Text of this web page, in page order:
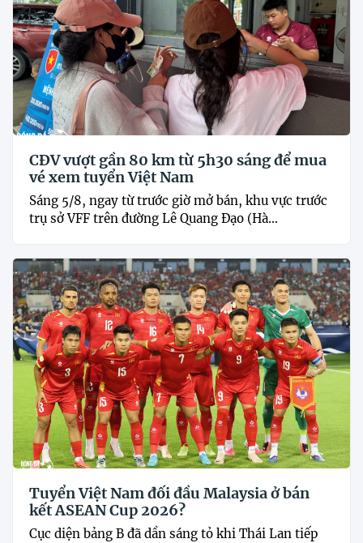
CĐV vượt gần 80 km từ 5h30 sáng để mua
vé xem tuyển Việt Nam
Sáng 5/8, ngay từ trước giờ mở bán, khu vực trước
trụ sở VFF trên đường Lê Quang Đạo (Hà...
Tuyển Việt Nam đối đầu Malaysia ở bán
kết ASEAN Cup 2026?
Cục diện bảng B đã dần sáng tỏ khi Thái Lan tiếp